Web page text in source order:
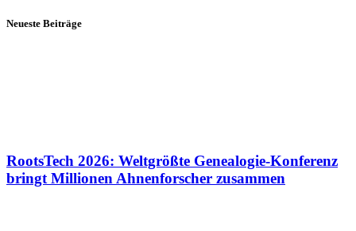
Neueste Beiträge
RootsTech 2026: Weltgrößte Genealogie-Konferenz
bringt Millionen Ahnenforscher zusammen